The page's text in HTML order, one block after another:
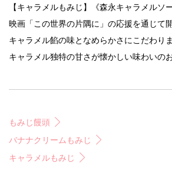
【キャラメルもみじ】《森永キャラメルソ
映画「この世界の片隅に」の応援を通じて
キャラメル餡の味となめらかさにこだわりま
キャラメル独特の甘さが懐かしい味わいの
もみじ饅頭
バナナクリームもみじ
キャラメルもみじ